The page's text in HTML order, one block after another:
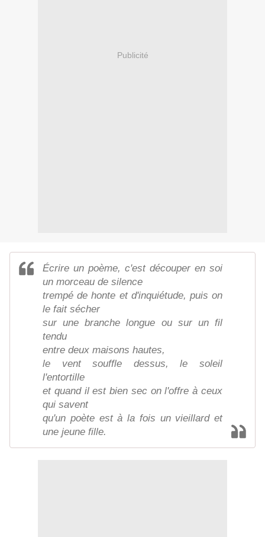
Publicité
Écrire un poème, c'est découper en soi
un morceau de silence
trempé de honte et d'inquiétude, puis on
le fait sécher
sur une branche longue ou sur un fil
tendu
entre deux maisons hautes,
le vent souffle dessus, le soleil
l'entortille
et quand il est bien sec on l'offre à ceux
qui savent
qu'un poète est à la fois un vieillard et
une jeune fille.